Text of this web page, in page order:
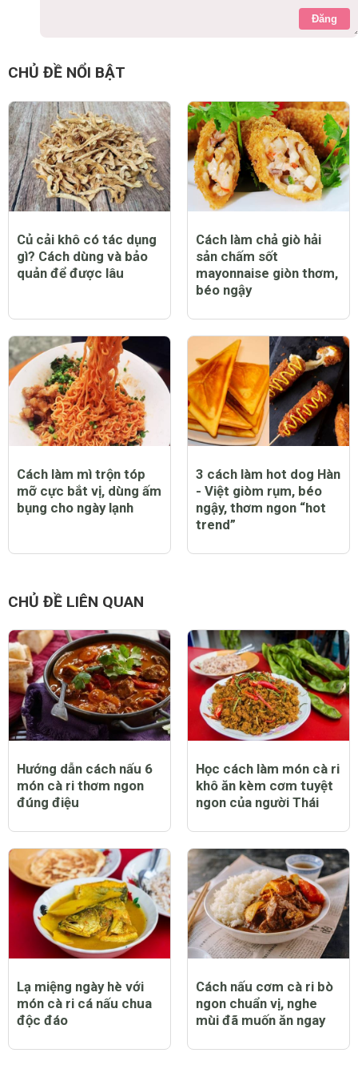
Đăng
CHỦ ĐỀ NỔI BẬT
Củ cải khô có tác dụng
gì? Cách dùng và bảo
quản để được lâu
Cách làm chả giò hải
sản chấm sốt
mayonnaise giòn thơm,
béo ngậy
Cách làm mì trộn tóp
mỡ cực bắt vị, dùng ấm
bụng cho ngày lạnh
3 cách làm hot dog Hàn
- Việt giòm rụm, béo
ngậy, thơm ngon “hot
trend”
CHỦ ĐỀ LIÊN QUAN
Hướng dẫn cách nấu 6
món cà ri thơm ngon
đúng điệu
Học cách làm món cà ri
khô ăn kèm cơm tuyệt
ngon của người Thái
Lạ miệng ngày hè với
món cà ri cá nấu chua
độc đáo
Cách nấu cơm cà ri bò
ngon chuẩn vị, nghe
mùi đã muốn ăn ngay